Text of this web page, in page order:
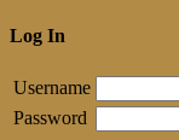
Log In
Username
Password